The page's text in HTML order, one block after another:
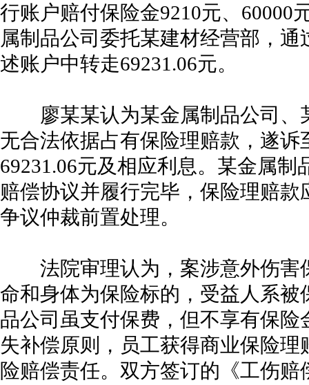
行账户赔付保险金9210元、60000
属制品公司委托某建材经营部，通
述账户中转走69231.06元。
廖某某认为某金属制品公司、
无合法依据占有保险理赔款，遂
69231.06元及相应利息。某金属
赔偿协议并履行完毕，保险理赔
争议仲裁前置处理。
法院审理认为，案涉意外伤害
命和身体为保险标的，受益人系
品公司虽支付保费，但不享有保
失补偿原则，员工获得商业保险
险赔偿责任。双方签订的《工伤